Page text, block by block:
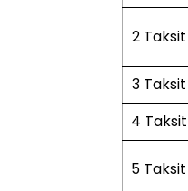
2 Taksit
3 Taksit
4 Taksit
5 Taksit